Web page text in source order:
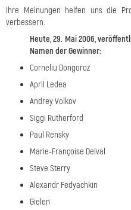
Ihre Meinungen helfen uns die
verbessern.
Heute, 29. Mai 2006,
Namen der Gewinner:
Corneliu Dongoroz
April Ledea
Andrey Volkov
Siggi Rutherford
Paul Rensky
Marie-Françoise Delval
Steve Sterry
Alexandr Fedyachkin
Gielen